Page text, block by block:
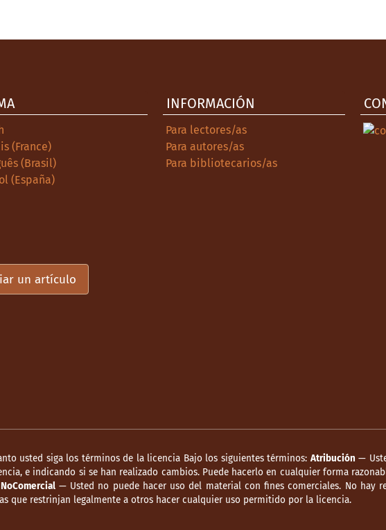
(France)
(Brasil)
(España)
INFORMACIÓN
Para lectores/as
Para autores/as
Para bibliotecarios/as
un artículo
usted siga los términos de la licencia Bajo los siguientes términos: Atribución —
e indicando si se han realizado cambios. Puede hacerlo en cualquier forma
NoComercial— Usted no puede hacer uso del material con fines comerciales. No hay
que restrinjan legalmente a otros hacer cualquier uso permitido por la licencia.